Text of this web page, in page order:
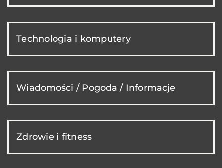
Technologia i komputery
Wiadomości / Pogoda / Informacje
Zdrowie i fitness